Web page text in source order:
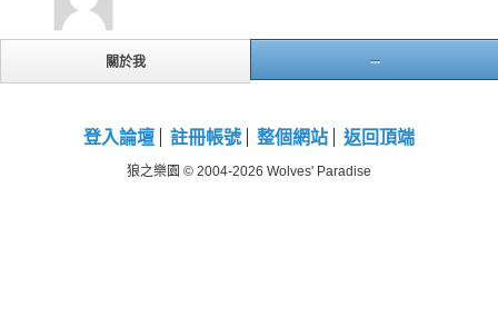
關於我 ...
登入論壇 註冊帳號 整個網站 返回頂端
狼之樂園 © 2004-2026 Wolves' Paradise